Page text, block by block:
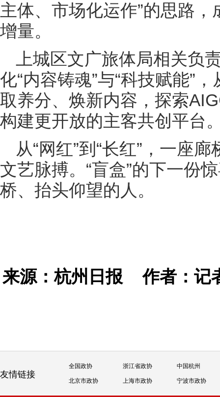
主体、市场化运作”的思路
增量。
上城区文广旅体局相关负
化“内容铸魂”与“科技赋能”
取养分、焕新内容，探索
构建更开放的主客共创平台
从“网红”到“长红”，一座
文艺脉搏。“盲盒”的下一份
桥、抬头仰望的人。
来源：杭州日报作者：记
友情链接
全国政协 浙江省政协 中国杭州
北京市政协 上海市政协 宁波市政协